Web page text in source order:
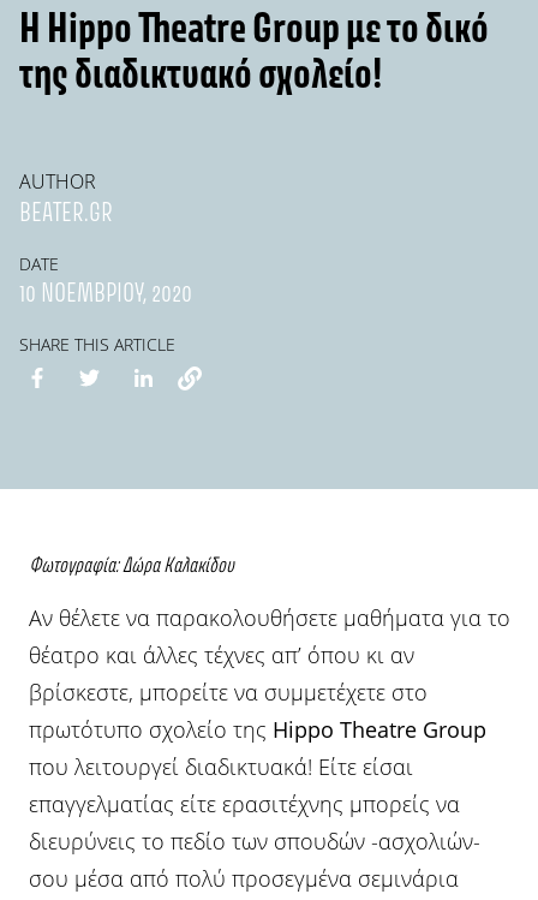
Η Hippo Theatre Group με το δικό
της διαδικτυακό σχολείο!
AUTHOR
BEATER.GR
DATE
10 ΝΟΕΜΒΡΊΟΥ, 2020
SHARE THIS ARTICLE
Φωτογραφία:Δώρα Καλακίδου
Αν θέλετε να παρακολουθήσετε μαθήματα για το
θέατρο και άλλες τέχνες απ’ όπου κι αν
βρίσκεστε, μπορείτε να συμμετέχετε στο
πρωτότυπο σχολείο της Hippo Theatre Group
που λειτουργεί διαδικτυακά! Είτε είσαι
επαγγελματίας είτε ερασιτέχνης μπορείς να
διευρύνεις το πεδίο των σπουδών -ασχολιών-
σου μέσα από πολύ προσεγμένα σεμινάρια